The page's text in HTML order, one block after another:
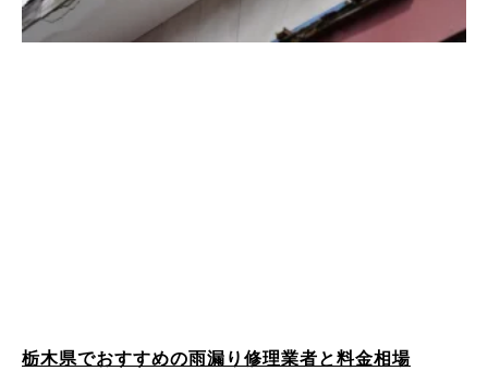
栃木県でおすすめの雨漏り修理業者と料金相場